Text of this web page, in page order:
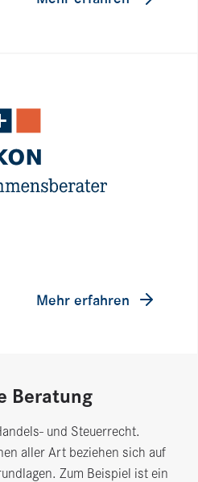
Mehr erfahren
Beratung
und Steuerrecht.
aller Art beziehen sich auf
Zum Beispiel ist ein